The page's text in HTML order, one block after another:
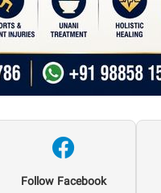
Follow Facebook